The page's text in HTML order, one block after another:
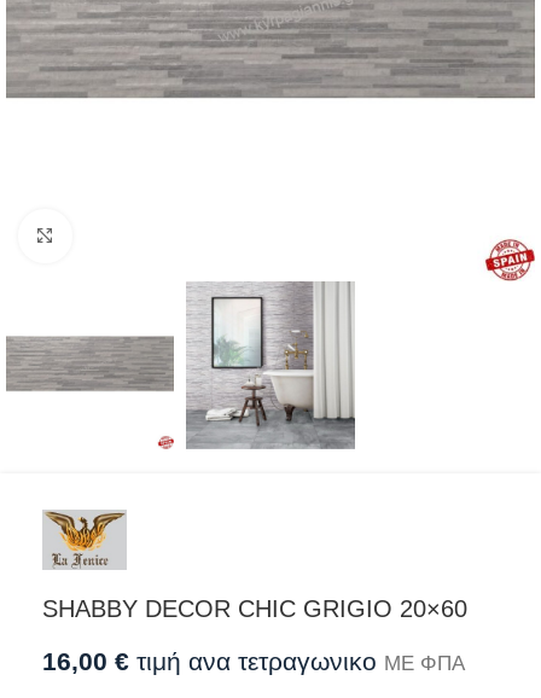
SHABBY DECOR CHIC GRIGIO 20×60
16,00 € τιμή ανα τετραγωνικο ΜΕ ΦΠΑ